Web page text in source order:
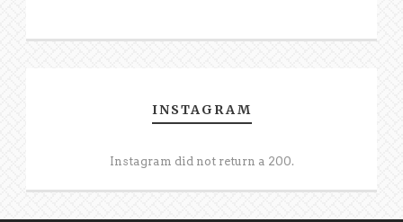
INSTAGRAM
Instagram did not return a 200.